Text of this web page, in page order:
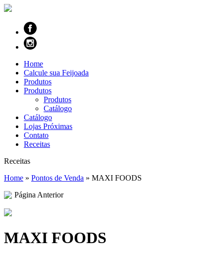
Home
Calcule sua Feijoada
Produtos
Produtos
Produtos
Catálogo
Catálogo
Lojas Próximas
Contato
Receitas
Receitas
Home » Pontos de Venda » MAXI FOODS
Página Anterior
MAXI FOODS